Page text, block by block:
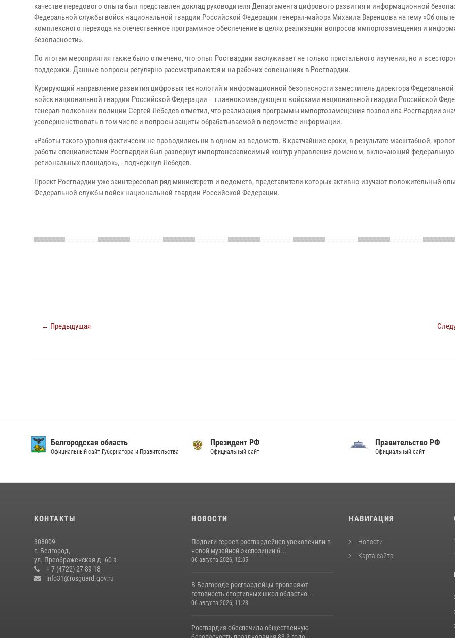
качестве передового опыта был представлен доклад руководителя Департамента цифрового развития и информационной
Федеральной службы войск национальной гвардии Российской Федерации генерал-майора Михаила Варенцова на тему «Об опыте
комплексного перехода на отечественное программное обеспечение в целях реализации вопросов импортозамещения и
безопасности».
По итогам мероприятия также было отмечено, что опыт Росгвардии заслуживает не только пристального изучения, но и
поддержки. Данные вопросы регулярно рассматриваются и на рабочих совещаниях в Росгвардии.
Курирующий направление развития цифровых технологий и информационной безопасности заместитель директора
войск национальной гвардии Российской Федерации – главнокомандующего войсками национальной гвардии Российской
генерал-полковник полиции Сергей Лебедев отметил, что реализация программы импортозамещения позволила Росгвардии
усовершенствовать в том числе и вопросы защиты обрабатываемой в ведомстве информации.
«Работы такого уровня фактически не проводились ни в одном из ведомств. В кратчайшие сроки, в результате масштабной,
работы специалистами Росгвардии был развернут импортонезависимый контур управления доменом, включающий
региональных площадок», - подчеркнул Лебедев.
Проект Росгвардии уже заинтересовал ряд министерств и ведомств, представители которых активно изучают положительный
Федеральной службы войск национальной гвардии Российской Федерации.
← Предыдущая
Белгородская область
Официальный сайт Губернатора и Правительства
Президент РФ
Официальный сайт
Правительство РФ
Официальный сайт
КОНТАКТЫ
308009
г. Белгород,
ул. Преображенская д. 60 а
+ 7 (4722) 27-89-18
info31@rosguard.gov.ru
НОВОСТИ
Подвиги героев‑росгвардейцев увековечили в
новой музейной экспозиции б...
06 августа 2026, 12:05
В Белгороде росгвардейцы проверяют
готовность спортивных школ областно...
06 августа 2026, 11:23
Росгвардия обеспечила общественную
НАВИГАЦИЯ
Новости
Карта сайта